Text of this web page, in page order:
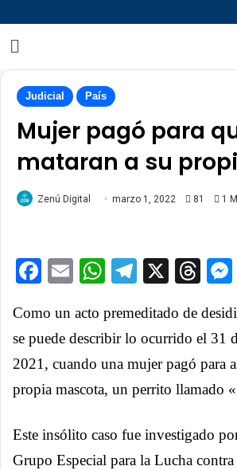
Judicial País
Mujer pagó para
mataran a su
Zenú Digital marzo 1, 2022 81 1
Facebook
EmailWhatsApp
X
Como un acto premeditado de
se puede describir lo ocurrido el 31
2021, cuando una mujer pagó para
propia mascota, un perrito llamado
Este insólito caso fue investigado
Grupo Especial para la Lucha